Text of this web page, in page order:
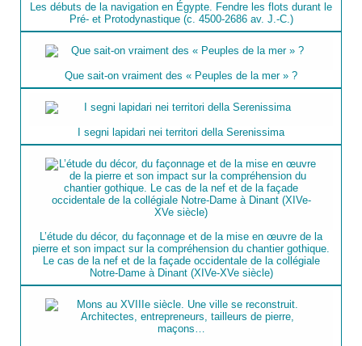
Les débuts de la navigation en Égypte. Fendre les flots durant le
Pré- et Protodynastique (c. 4500-2686 av. J.-C.)
Que sait-on vraiment des « Peuples de la mer » ?
I segni lapidari nei territori della Serenissima
L’étude du décor, du façonnage et de la mise en œuvre de la
pierre et son impact sur la compréhension du chantier gothique.
Le cas de la nef et de la façade occidentale de la collégiale
Notre-Dame à Dinant (XIVe-XVe siècle)